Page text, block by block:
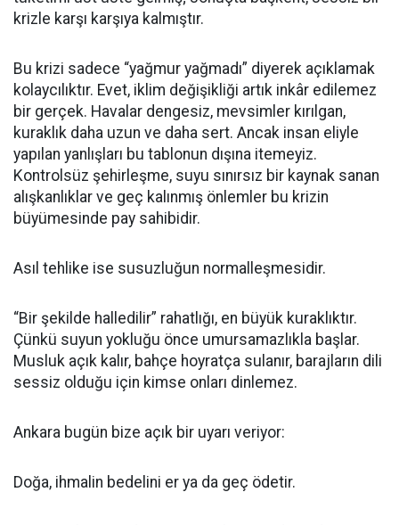
krizle karşı karşıya kalmıştır.
Bu krizi sadece “yağmur yağmadı” diyerek açıklamak
kolaycılıktır. Evet, iklim değişikliği artık inkâr edilemez
bir gerçek. Havalar dengesiz, mevsimler kırılgan,
kuraklık daha uzun ve daha sert. Ancak insan eliyle
yapılan yanlışları bu tablonun dışına itemeyiz.
Kontrolsüz şehirleşme, suyu sınırsız bir kaynak sanan
alışkanlıklar ve geç kalınmış önlemler bu krizin
büyümesinde pay sahibidir.
Asıl tehlike ise susuzluğun normalleşmesidir.
“Bir şekilde halledilir” rahatlığı, en büyük kuraklıktır.
Çünkü suyun yokluğu önce umursamazlıkla başlar.
Musluk açık kalır, bahçe hoyratça sulanır, barajların dili
sessiz olduğu için kimse onları dinlemez.
Ankara bugün bize açık bir uyarı veriyor:
Doğa, ihmalin bedelini er ya da geç ödetir.